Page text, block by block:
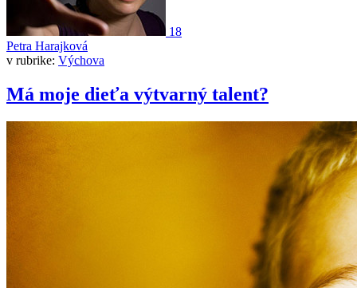
18
Petra Harajková
v rubrike: Výchova
Má moje dieťa výtvarný talent?